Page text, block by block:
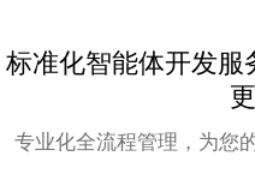
标准化智能体开发服
专业化全流程管理，为您